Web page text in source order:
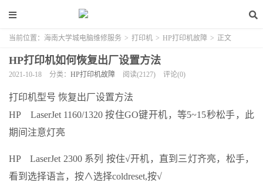
当前位置： 海南大学城电脑维修服务 > 打印机 > HP打印机故障 > 正文
HP打印机如何恢复出厂设置方法
2021-10-18 分类： HP打印机故障 阅读(2127) 评论(0)
打印机型号 恢复出厂设置方法
HP LaserJet 1160/1320 按住GO键开机，等5~15秒松手，此
期间注意灯亮
HP LaserJet 2300 系列 按住√开机，直到三灯齐亮，松手，
看到选择语言，按∧选择coldreset,按√